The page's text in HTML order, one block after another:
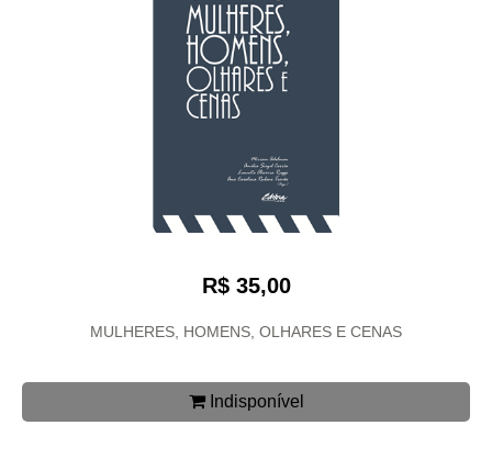
R$ 35,00
MULHERES, HOMENS, OLHARES E CENAS
Indisponível